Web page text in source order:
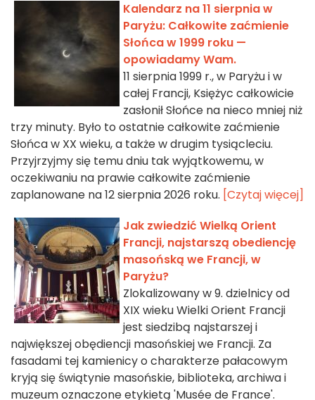
Kalendarz na 11 sierpnia w
Paryżu: Całkowite zaćmienie
Słońca w 1999 roku —
opowiadamy Wam.
11 sierpnia 1999 r., w Paryżu i w
całej Francji, Księżyc całkowicie
zasłonił Słońce na nieco mniej niż
trzy minuty. Było to ostatnie całkowite zaćmienie
Słońca w XX wieku, a także w drugim tysiącleciu.
Przyjrzyjmy się temu dniu tak wyjątkowemu, w
oczekiwaniu na prawie całkowite zaćmienie
zaplanowane na 12 sierpnia 2026 roku. [Czytaj więcej]
Jak zwiedzić Wielką Orient
Francji, najstarszą obediencję
masońską we Francji, w
Paryżu?
Zlokalizowany w 9. dzielnicy od
XIX wieku Wielki Orient Francji
jest siedzibą najstarszej i
największej obędiencji masońskiej we Francji. Za
fasadami tej kamienicy o charakterze pałacowym
kryją się świątynie masońskie, biblioteka, archiwa i
muzeum oznaczone etykietą 'Musée de France'.